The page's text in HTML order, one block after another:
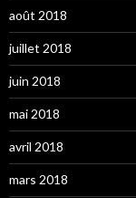
août 2018
juillet 2018
juin 2018
mai 2018
avril 2018
mars 2018